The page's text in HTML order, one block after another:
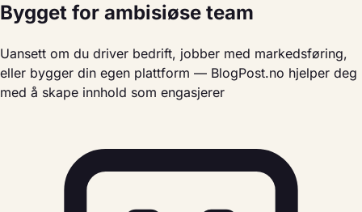
Bygget for ambisiøse team
Uansett om du driver bedrift, jobber med markedsføring,
eller bygger din egen plattform — BlogPost.no hjelper deg
med å skape innhold som engasjerer